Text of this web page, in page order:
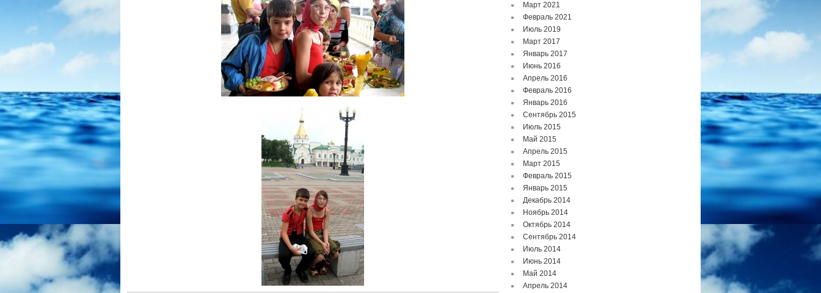
Март 2021
Февраль 2021
Июль 2019
Март 2017
Январь 2017
Июнь 2016
Апрель 2016
Февраль 2016
Январь 2016
Сентябрь 2015
Июль 2015
Май 2015
Апрель 2015
Март 2015
Февраль 2015
Январь 2015
Декабрь 2014
Ноябрь 2014
Октябрь 2014
Сентябрь 2014
Июль 2014
Июнь 2014
Май 2014
Апрель 2014